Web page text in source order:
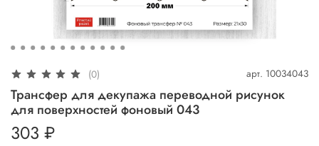
(0) арт. 10034043
Трансфер для декупажа переводной рисунок
для поверхностей фоновый 043
303 ₽